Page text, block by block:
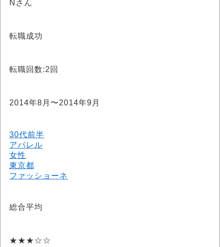
Nさん
転職成功
転職回数:2回
2014年8月〜2014年9月
30代前半
アパレル
女性
東京都
ファッショーネ
総合平均
★★★☆☆